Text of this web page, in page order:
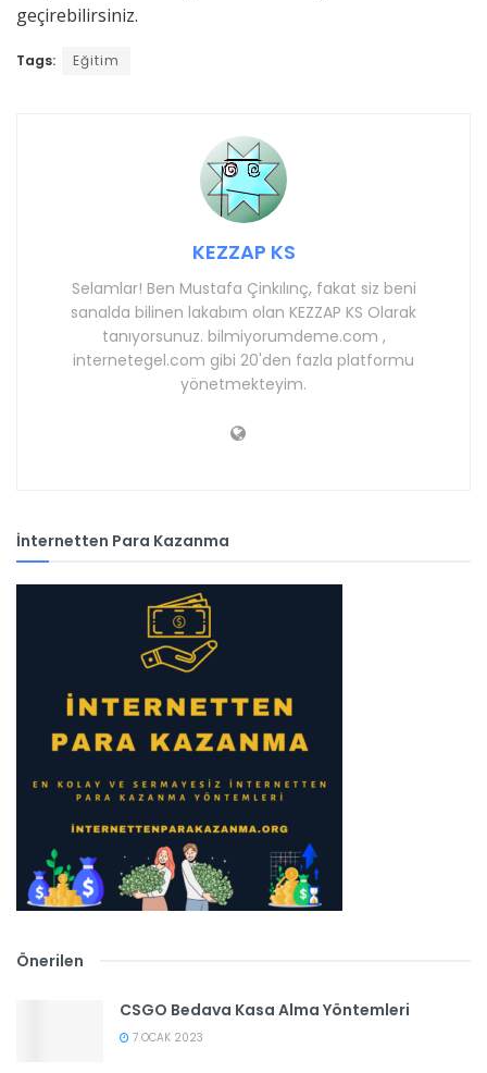
geçirebilirsiniz.
Tags: Eğitim
KEZZAP KS
Selamlar! Ben Mustafa Çinkılınç, fakat siz beni
sanalda bilinen lakabım olan KEZZAP KS Olarak
tanıyorsunuz. bilmiyorumdeme.com ,
internetegel.com gibi 20'den fazla platformu
yönetmekteyim.
İnternetten Para Kazanma
Önerilen
CSGO Bedava Kasa Alma Yöntemleri
7 OCAK 2023